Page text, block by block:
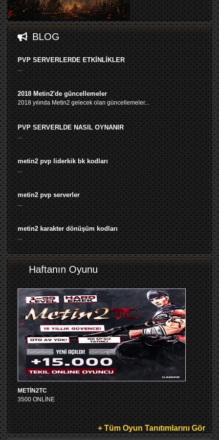
BLOG
PVP SERVERLERDE ETKİNLİKLER
...
2018 Metin2'de güncellemeler
2018 yılında Metin2 gelecek olan güncellemeler...
PVP SERVERLDE NASIL OYNANIR
...
metin2 pvp liderkik bk kodları
...
metin2 pvp serverler
...
metin2 karakter dönüşüm kodları
...
Haftanın Oyunu
METİN2TC
3500 ONLİNE
+ Tüm Oyun Tanıtımlarını Gör